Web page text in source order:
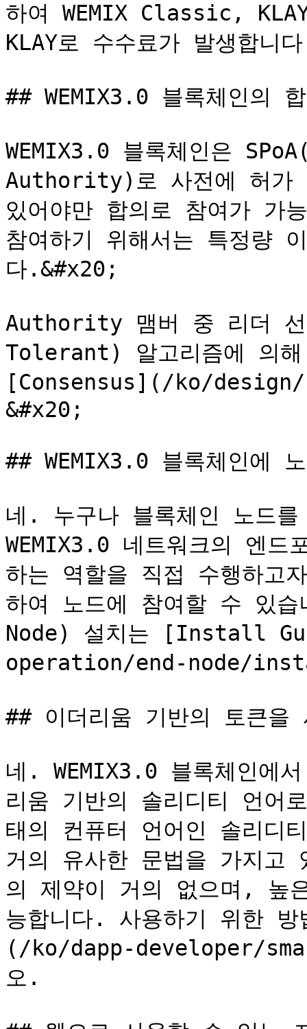
하여 WEMIX Classic,
KLAY로 수수료가 발생합니
## WEMIX3.0 블록체인의
WEMIX3.0 블록체인은
Authority)로 사전에 허가
있어야만 합의로 참여가
참여하기 위해서는 특정량
다.&#x20;
Authority 맴버 중 리더
Tolerant) 알고리즘에 의
[Consensus](/ko/design/
&#x20;
## WEMIX3.0 블록체인에
네. 누구나 블록체인 노드
WEMIX3.0 네트워크의 엔드
하는 역할을 직접 수행하고
하여 노드에 참여할 수 있
Node) 설치는 [Install
operation/end-node/
## 이더리움 기반의 토큰을
네. WEMIX3.0 블록체인에
리움 기반의 솔리디티 언어
태의 컨퓨터 언어인 솔리디
거의 유사한 문법을 가지고
의 제약이 거의 없으며, 높
능합니다. 사용하기 위한
(/ko/dapp-developer/
오.